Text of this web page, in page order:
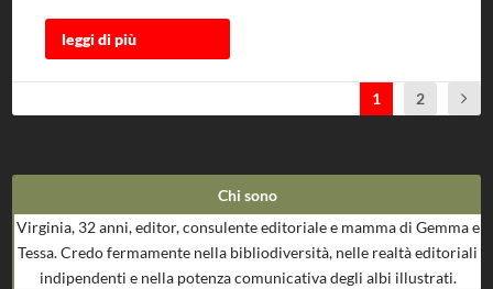
leggi di più
1 2
Chi sono
Virginia, 32 anni, editor, consulente editoriale e mamma di Gemma e
Tessa. Credo fermamente nella bibliodiversità, nelle realtà editoriali
indipendenti e nella potenza comunicativa degli albi illustrati.